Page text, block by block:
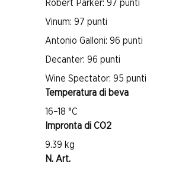
Robert Parker: 97 punti
Vinum: 97 punti
Antonio Galloni: 96 punti
Decanter: 96 punti
Wine Spectator: 95 punti
Temperatura di beva
16–18 °C
Impronta di CO2
9.39 kg
N. Art.